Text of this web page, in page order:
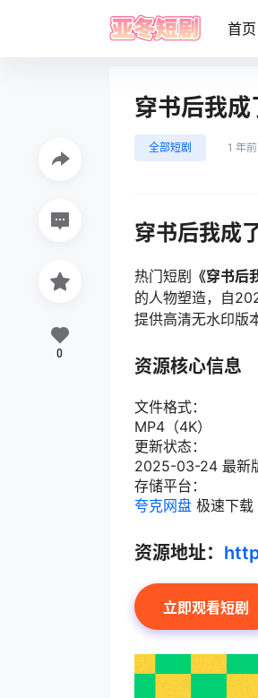
首页
穿书后我成
全部短剧 1 年前
穿书后我成
热门短剧 《穿书后
的人物塑造，自
提供高清无水印版
资源核心信息
文件格式：
MP4（4K）
更新状态：
2025-03-24 最新
存储平台：
夸克网盘 极速下载
资源地址：
立即观看短剧
0